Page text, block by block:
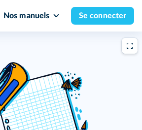
Nos manuels Se connecter